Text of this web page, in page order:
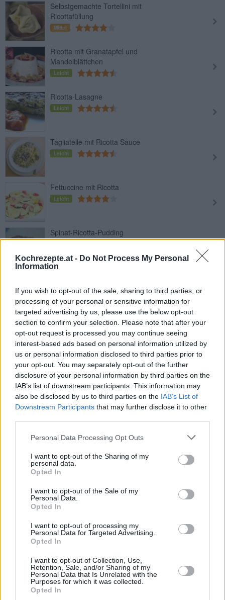
Kochrezepte.at - Do Not Process My Personal
Information
If you wish to opt-out of the sale, sharing to third parties, or
processing of your personal or sensitive information for
targeted advertising by us, please use the below opt-out
section to confirm your selection. Please note that after your
opt-out request is processed you may continue seeing
interest-based ads based on personal information utilized by
us or personal information disclosed to third parties prior to
your opt-out. You may separately opt-out of the further
disclosure of your personal information by third parties on the
IAB’s list of downstream participants. This information may
also be disclosed by us to third parties on the IAB’s List of
Downstream Participants that may further disclose it to other
Personal Data Processing Opt Outs
I want to opt-out of the Sharing of my
personal data.
Opted In
I want to opt-out of the Sale of my
Personal Data.
Opted In
I want to opt-out of processing my
Personal Data for Targeted Advertising.
Opted In
I want to opt-out of Collection, Use,
Retention, Sale, and/or Sharing of my
Personal Data that Is Unrelated with the
Purposes for which it was collected.
Opted In
Selbstgemachte Tortellini mit
Ricottafüllung
Mittel
Ricotta mit Granatapfel und
Mandelblättchen
Leicht
Ricotta-Lasagne
Leicht
Tagliatelle mit Ricotta Sauce
Leicht
Fettuccine mit Ricotta
Leicht
Spinat-Ricotta-Pudding
Leicht
Teigtaschen mit Mangold
Mittel
Ricotta-Bärlauch-Nockerl
Leicht
Schinken-Spinat-Rolle
Cannoli
Leicht
Vegetarisch gefüllte Cannelloni
Mittel
Räucherlachs mit Folienerdäpfel